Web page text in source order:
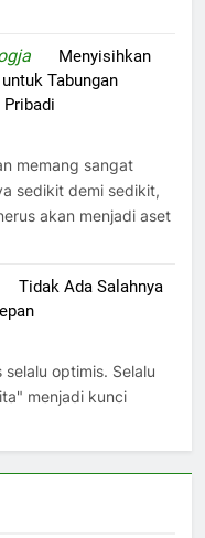
Menyisihkan
Tabungan
memang sangat
sedikit demi sedikit,
akan menjadi aset
Tidak Ada Salahnya
optimis. Selalu
menjadi kunci